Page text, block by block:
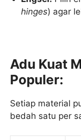
hinges) agar
Adu Kuat
Populer:
Setiap material
bedah satu per